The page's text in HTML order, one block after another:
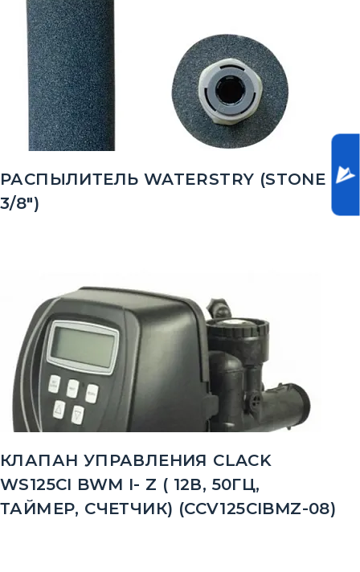
РАСПЫЛИТЕЛЬ WATERSTRY (STONE
3/8")
КЛАПАН УПРАВЛЕНИЯ CLACK
WS125CI BWM I- Z ( 12В, 50ГЦ,
ТАЙМЕР, СЧЕТЧИК) (CCV125CIBMZ-08)